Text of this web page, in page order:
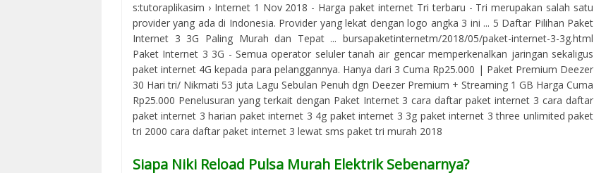
s:tutoraplikasim › Internet 1 Nov 2018 - Harga paket internet Tri terbaru - Tri merupakan salah satu
provider yang ada di Indonesia. Provider yang lekat dengan logo angka 3 ini ... 5 Daftar Pilihan Paket
Internet 3 3G Paling Murah dan Tepat ... bursapaketinternetm/2018/05/paket-internet-3-3g.html
Paket Internet 3 3G - Semua operator seluler tanah air gencar memperkenalkan jaringan sekaligus
paket internet 4G kepada para pelanggannya. Hanya dari 3 Cuma Rp25.000 | Paket Premium Deezer
30 Hari‎ tri/‎ Nikmati 53 juta Lagu Sebulan Penuh dgn Deezer Premium + Streaming 1 GB Harga Cuma
Rp25.000 Penelusuran yang terkait dengan Paket Internet 3 cara daftar paket internet 3 cara daftar
paket internet 3 harian paket internet 3 4g paket internet 3 3g paket internet 3 three unlimited paket
tri 2000 cara daftar paket internet 3 lewat sms paket tri murah 2018
Siapa Niki Reload Pulsa Murah Elektrik Sebenarnya?